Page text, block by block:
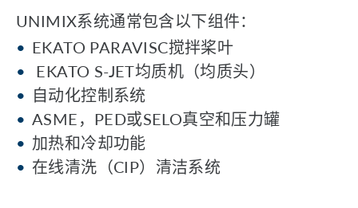
UNIMIX系统通常包含以下组件：
EKATO PARAVISC搅拌桨叶
EKATO S-JET均质机（均质头）
自动化控制系统
ASME，PED或SELO真空和压力罐
加热和冷却功能
在线清洗（CIP）清洁系统